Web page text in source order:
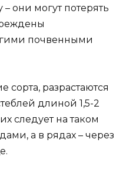
они могут потерять
почвенными
сорта, разрастаются
длиной 1,5-2
следует на таком
а в рядах – через